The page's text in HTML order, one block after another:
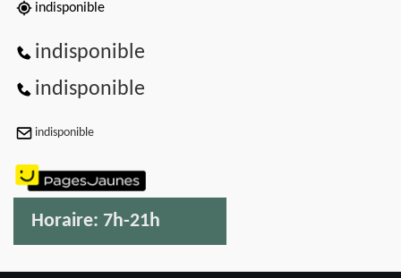
indisponible
indisponible
indisponible
indisponible
Horaire: 7h-21h